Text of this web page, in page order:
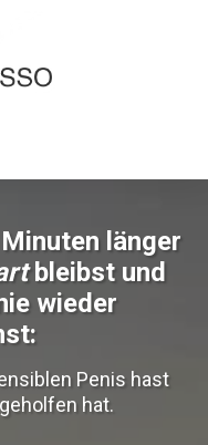
länger
bleibst und
wieder
Penis hast
hat.